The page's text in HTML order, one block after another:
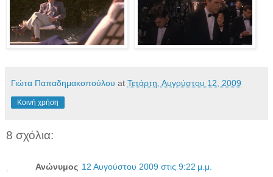
Γιώτα Παπαδημακοπούλου at Τετάρτη, Αυγούστου 12, 2009
Κοινή χρήση
8 σχόλια:
Ανώνυμος 12 Αυγούστου 2009 στις 9:22 μ.μ.